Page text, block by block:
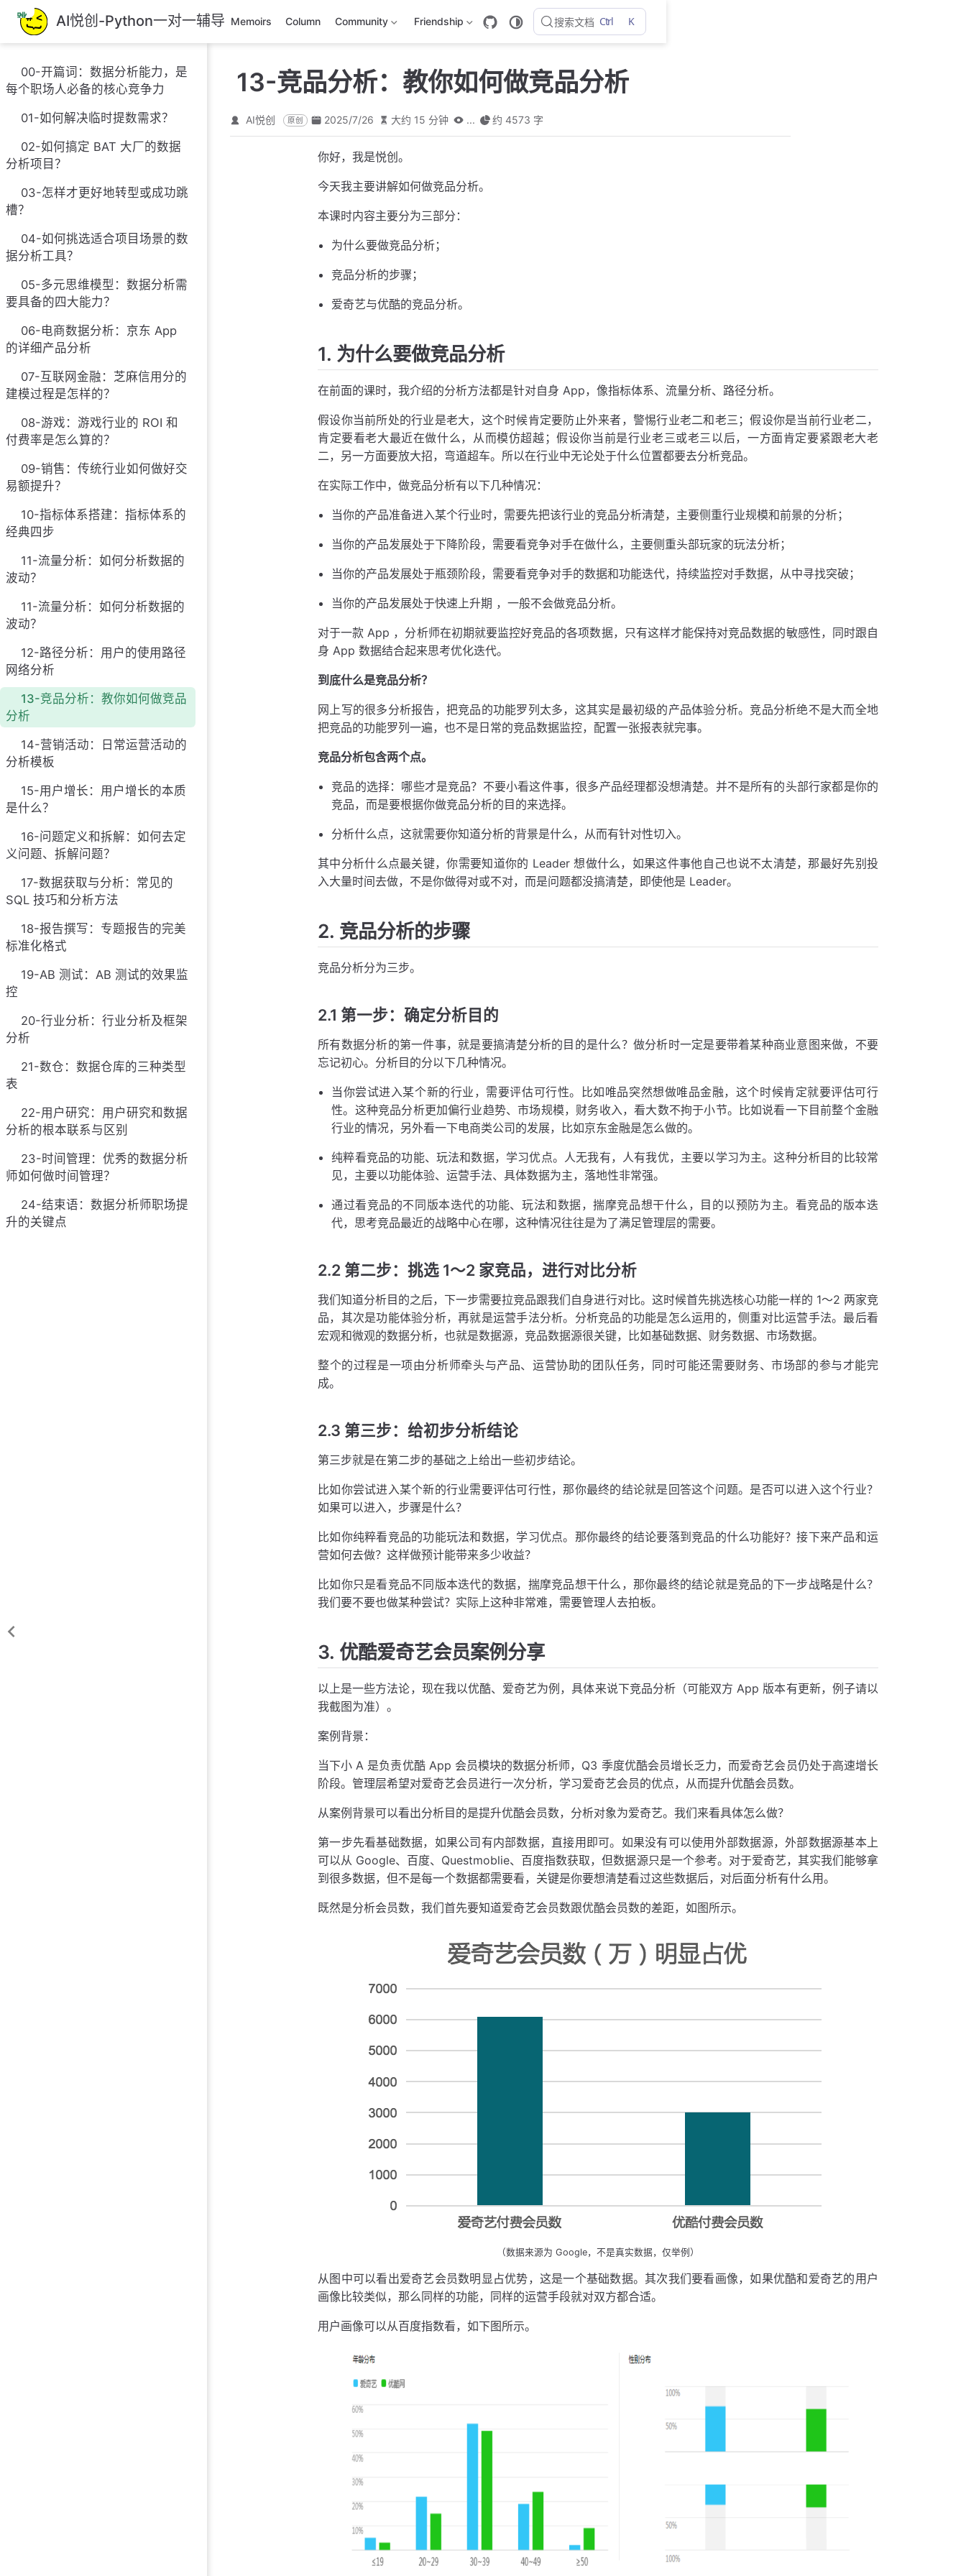
跳
至
主
內
容
AI悦创-Python一对一辅导 Memoirs Column Community Friendship 搜索文档 Ctrl K
00-开篇词：数据分析能力，是
每个职场人必备的核心竞争力
01-如何解决临时提数需求？
02-如何搞定 BAT 大厂的数据
分析项目？
03-怎样才更好地转型或成功跳
槽？
04-如何挑选适合项目场景的数
据分析工具？
05-多元思维模型：数据分析需
要具备的四大能力？
06-电商数据分析：京东 App
的详细产品分析
07-互联网金融：芝麻信用分的
建模过程是怎样的？
08-游戏：游戏行业的 ROI 和
付费率是怎么算的？
09-销售：传统行业如何做好交
易额提升？
10-指标体系搭建：指标体系的
经典四步
11-流量分析：如何分析数据的
波动？
11-流量分析：如何分析数据的
波动？
12-路径分析：用户的使用路径
网络分析
13-竞品分析：教你如何做竞品
分析
14-营销活动：日常运营活动的
分析模板
15-用户增长：用户增长的本质
是什么？
16-问题定义和拆解：如何去定
义问题、拆解问题？
17-数据获取与分析：常见的
SQL 技巧和分析方法
18-报告撰写：专题报告的完美
标准化格式
19-AB 测试：AB 测试的效果监
控
20-行业分析：行业分析及框架
分析
21-数仓：数据仓库的三种类型
表
22-用户研究：用户研究和数据
分析的根本联系与区别
23-时间管理：优秀的数据分析
师如何做时间管理？
24-结束语：数据分析师职场提
升的关键点
13-竞品分析：教你如何做竞品分析
AI悦创 原创 2025/7/26 大约 15 分钟 ... 约 4573 字
你好，我是悦创。
今天我主要讲解如何做竞品分析。
本课时内容主要分为三部分：
为什么要做竞品分析；
竞品分析的步骤；
爱奇艺与优酷的竞品分析。
1. 为什么要做竞品分析
在前面的课时，我介绍的分析方法都是针对自身 App，像指标体系、流量分析、路径分析。
假设你当前所处的行业是老大，这个时候肯定要防止外来者，警惕行业老二和老三；假设你是当前行业老二，
肯定要看老大最近在做什么，从而模仿超越；假设你当前是行业老三或老三以后，一方面肯定要紧跟老大老
二，另一方面要放大招，弯道超车。所以在行业中无论处于什么位置都要去分析竞品。
在实际工作中，做竞品分析有以下几种情况：
当你的产品准备进入某个行业时，需要先把该行业的竞品分析清楚，主要侧重行业规模和前景的分析；
当你的产品发展处于下降阶段，需要看竞争对手在做什么，主要侧重头部玩家的玩法分析；
当你的产品发展处于瓶颈阶段，需要看竞争对手的数据和功能迭代，持续监控对手数据，从中寻找突破；
当你的产品发展处于快速上升期 ，一般不会做竞品分析。
对于一款 App ，分析师在初期就要监控好竞品的各项数据，只有这样才能保持对竞品数据的敏感性，同时跟自
身 App 数据结合起来思考优化迭代。
到底什么是竞品分析？
网上写的很多分析报告，把竞品的功能罗列太多，这其实是最初级的产品体验分析。竞品分析绝不是大而全地
把竞品的功能罗列一遍，也不是日常的竞品数据监控，配置一张报表就完事。
竞品分析包含两个点。
竞品的选择：哪些才是竞品？不要小看这件事，很多产品经理都没想清楚。并不是所有的头部行家都是你的
竞品，而是要根据你做竞品分析的目的来选择。
分析什么点，这就需要你知道分析的背景是什么，从而有针对性切入。
其中分析什么点最关键，你需要知道你的 Leader 想做什么，如果这件事他自己也说不太清楚，那最好先别投
入大量时间去做，不是你做得对或不对，而是问题都没搞清楚，即使他是 Leader。
2. 竞品分析的步骤
竞品分析分为三步。
2.1 第一步：确定分析目的
所有数据分析的第一件事，就是要搞清楚分析的目的是什么？做分析时一定是要带着某种商业意图来做，不要
忘记初心。分析目的分以下几种情况。
当你尝试进入某个新的行业，需要评估可行性。比如唯品突然想做唯品金融，这个时候肯定就要评估可行
性。这种竞品分析更加偏行业趋势、市场规模，财务收入，看大数不拘于小节。比如说看一下目前整个金融
行业的情况，另外看一下电商类公司的发展，比如京东金融是怎么做的。
纯粹看竞品的功能、玩法和数据，学习优点。人无我有，人有我优，主要以学习为主。这种分析目的比较常
见，主要以功能体验、运营手法、具体数据为主，落地性非常强。
通过看竞品的不同版本迭代的功能、玩法和数据，揣摩竞品想干什么，目的以预防为主。看竞品的版本迭
代，思考竞品最近的战略中心在哪，这种情况往往是为了满足管理层的需要。
2.2 第二步：挑选 1～2 家竞品，进行对比分析
我们知道分析目的之后，下一步需要拉竞品跟我们自身进行对比。这时候首先挑选核心功能一样的 1～2 两家竞
品，其次是功能体验分析，再就是运营手法分析。分析竞品的功能是怎么运用的，侧重对比运营手法。最后看
宏观和微观的数据分析，也就是数据源，竞品数据源很关键，比如基础数据、财务数据、市场数据。
整个的过程是一项由分析师牵头与产品、运营协助的团队任务，同时可能还需要财务、市场部的参与才能完
成。
2.3 第三步：给初步分析结论
第三步就是在第二步的基础之上给出一些初步结论。
比如你尝试进入某个新的行业需要评估可行性，那你最终的结论就是回答这个问题。是否可以进入这个行业？
如果可以进入，步骤是什么？
比如你纯粹看竞品的功能玩法和数据，学习优点。那你最终的结论要落到竞品的什么功能好？接下来产品和运
营如何去做？这样做预计能带来多少收益？
比如你只是看竞品不同版本迭代的数据，揣摩竞品想干什么，那你最终的结论就是竞品的下一步战略是什么？
我们要不要也做某种尝试？实际上这种非常难，需要管理人去拍板。
3. 优酷爱奇艺会员案例分享
以上是一些方法论，现在我以优酷、爱奇艺为例，具体来说下竞品分析（可能双方 App 版本有更新，例子请以
我截图为准）。
案例背景：
当下小 A 是负责优酷 App 会员模块的数据分析师，Q3 季度优酷会员增长乏力，而爱奇艺会员仍处于高速增长
阶段。管理层希望对爱奇艺会员进行一次分析，学习爱奇艺会员的优点，从而提升优酷会员数。
从案例背景可以看出分析目的是提升优酷会员数，分析对象为爱奇艺。我们来看具体怎么做？
第一步先看基础数据，如果公司有内部数据，直接用即可。如果没有可以使用外部数据源，外部数据源基本上
可以从 Google、百度、Questmoblie、百度指数获取，但数据源只是一个参考。对于爱奇艺，其实我们能够拿
到很多数据，但不是每一个数据都需要看，关键是你要想清楚看过这些数据后，对后面分析有什么用。
既然是分析会员数，我们首先要知道爱奇艺会员数跟优酷会员数的差距，如图所示。
（数据来源为 Google，不是真实数据，仅举例）
从图中可以看出爱奇艺会员数明显占优势，这是一个基础数据。其次我们要看画像，如果优酷和爱奇艺的用户
画像比较类似，那么同样的功能，同样的运营手段就对双方都合适。
用户画像可以从百度指数看，如下图所示。